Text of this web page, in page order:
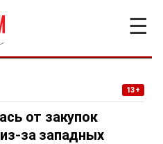
☰
13+
от закупок
за западных